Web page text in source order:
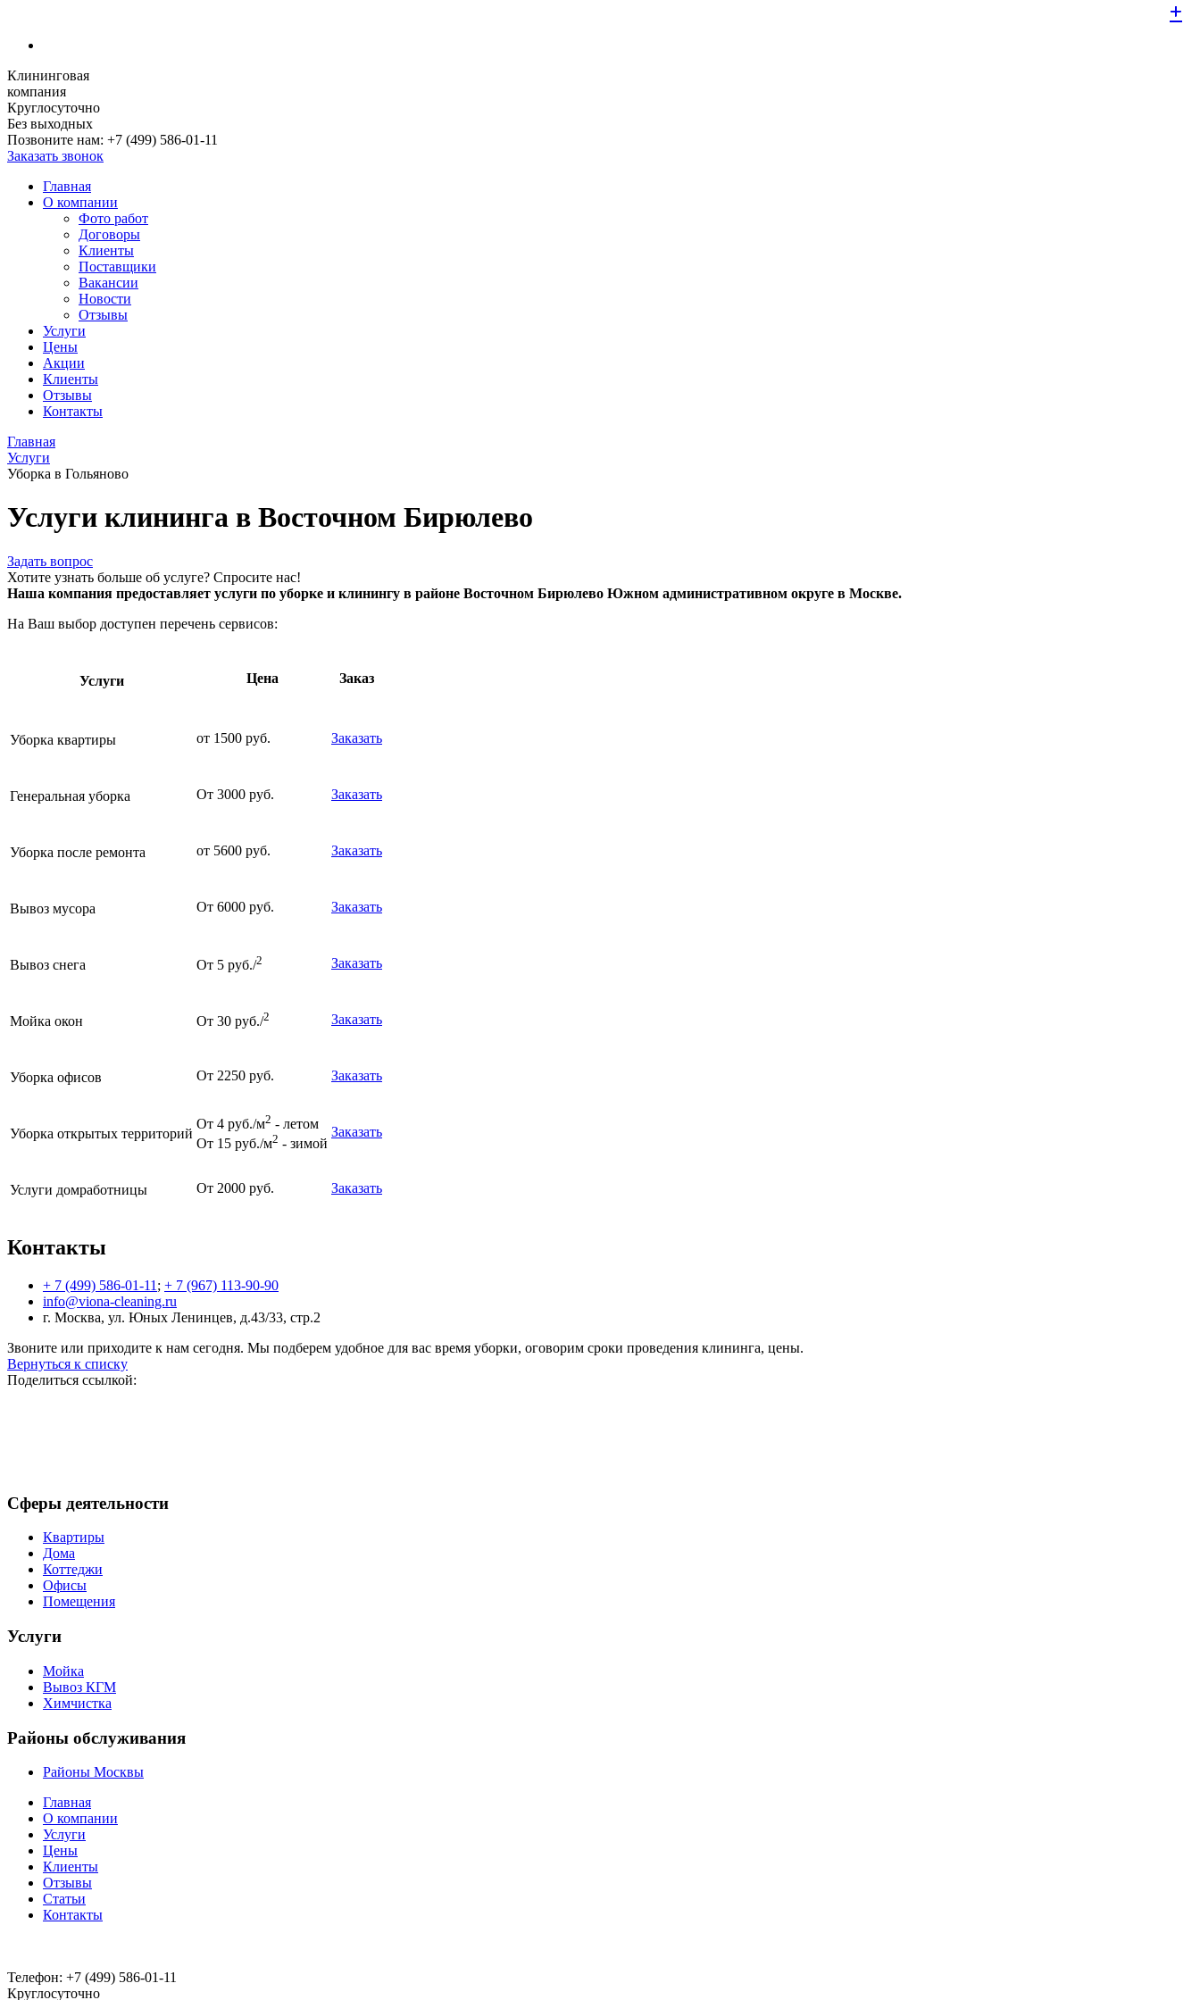
Клининговая
компания
Круглосуточно
Без выходных
Позвоните нам: +7 (499) 586-01-11
Заказать звонок
Главная
О компании
Фото работ
Договоры
Клиенты
Поставщики
Вакансии
Новости
Отзывы
Услуги
Цены
Акции
Клиенты
Отзывы
Контакты
Главная
Услуги
Уборка в Гольяново
Услуги клининга в Восточном Бирюлево
Задать вопрос
Хотите узнать больше об услуге? Спросите нас!
Наша компания предоставляет услуги по уборке и клинингу в районе Восточном Бирюлево Южном административном округе в Москве.
На Ваш выбор доступен перечень сервисов:
Услуги Цена Заказ
Уборка квартиры от 1500 руб. Заказать
Генеральная уборка От 3000 руб. Заказать
Уборка после ремонта от 5600 руб. Заказать
Вывоз мусора От 6000 руб. Заказать
Вывоз снега От 5 руб./2 Заказать
Мойка окон От 30 руб./2 Заказать
Уборка офисов От 2250 руб. Заказать
Уборка открытых территорий
От 4 руб./м2 - летом
От 15 руб./м2 - зимой
Заказать
Услуги домработницы От 2000 руб. Заказать
Контакты
+ 7 (499) 586-01-11 ; + 7 (967) 113-90-90
info@viona-cleaning.ru
г. Москва, ул. Юных Ленинцев, д.43/33, стр.2
Звоните или приходите к нам сегодня. Мы подберем удобное для вас время уборки, оговорим сроки проведения клининга, цены.
Вернуться к списку
Поделиться ссылкой:
Сферы деятельности
Квартиры
+
Дома
+
Коттеджи
+
Офисы
+
Помещения
+
Услуги
Мойка
+
Вывоз КГМ
+
Химчистка
+
Районы обслуживания
Районы Москвы
+
Главная
О компании
Услуги
Цены
Клиенты
Отзывы
Статьи
Контакты
Телефон: +7 (499) 586-01-11
Круглосуточно